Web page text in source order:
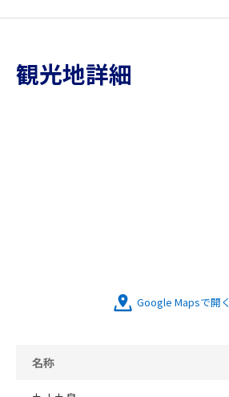
観光地詳細
Google Mapsで開く
名称